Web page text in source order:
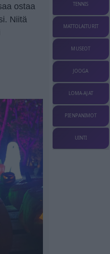
ostaa
Niitä
TENNIS
MATTOLAITURIT
MUSEOT
JOOGA
LOMA-AJAT
PIENPANIMOT
UINTI